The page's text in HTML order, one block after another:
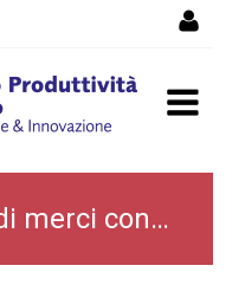
di merci
Autotrasportatori di merci conto terzi